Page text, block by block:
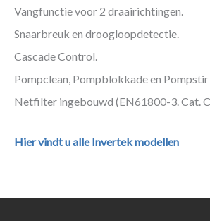
Vangfunctie voor 2 draairichtingen.
Snaarbreuk en droogloopdetectie.
Cascade Control.
Pompclean, Pompblokkade en Pompstir
Netfilter ingebouwd (EN61800-3. Cat.
Hier vindt u alle Invertek modellen